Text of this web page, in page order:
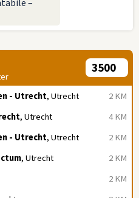
2 KM
- Utrecht, Utrecht
4 KM
, Utrecht
2 KM
- Utrecht, Utrecht
2 KM
, Utrecht
2 KM